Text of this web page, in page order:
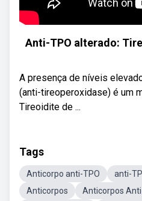
Anti-TPO alterado:
A presença de níveis
(anti-tireoperoxidase) é um
Tireoidite de ...
Tags
Anticorpo anti-TPO anti-
Anticorpos
Anticorpos